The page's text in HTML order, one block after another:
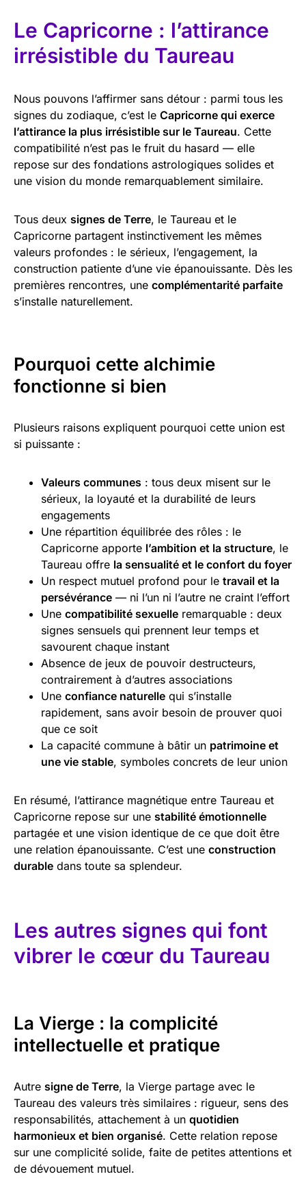
Le Capricorne : l’attirance
irrésistible du Taureau
Nous pouvons l’affirmer sans détour : parmi tous les
signes du zodiaque, c’est le Capricorne qui exerce
l’attirance la plus irrésistible sur le Taureau. Cette
compatibilité n’est pas le fruit du hasard — elle
repose sur des fondations astrologiques solides et
une vision du monde remarquablement similaire.
Tous deux signes de Terre, le Taureau et le
Capricorne partagent instinctivement les mêmes
valeurs profondes : le sérieux, l’engagement, la
construction patiente d’une vie épanouissante. Dès les
premières rencontres, une complémentarité parfaite
s’installe naturellement.
Pourquoi cette alchimie
fonctionne si bien
Plusieurs raisons expliquent pourquoi cette union est
si puissante :
Valeurs communes : tous deux misent sur le
sérieux, la loyauté et la durabilité de leurs
engagements
Une répartition équilibrée des rôles : le
Capricorne apporte l’ambition et la structure, le
Taureau offre la sensualité et le confort du foyer
Un respect mutuel profond pour le travail et la
persévérance — ni l’un ni l’autre ne craint l’effort
Une compatibilité sexuelle remarquable : deux
signes sensuels qui prennent leur temps et
savourent chaque instant
Absence de jeux de pouvoir destructeurs,
contrairement à d’autres associations
Une confiance naturelle qui s’installe
rapidement, sans avoir besoin de prouver quoi
que ce soit
La capacité commune à bâtir un patrimoine et
une vie stable, symboles concrets de leur union
En résumé, l’attirance magnétique entre Taureau et
Capricorne repose sur une stabilité émotionnelle
partagée et une vision identique de ce que doit être
une relation épanouissante. C’est une construction
durable dans toute sa splendeur.
Les autres signes qui font
vibrer le cœur du Taureau
La Vierge : la complicité
intellectuelle et pratique
Autre signe de Terre, la Vierge partage avec le
Taureau des valeurs très similaires : rigueur, sens des
responsabilités, attachement à un quotidien
harmonieux et bien organisé. Cette relation repose
sur une complicité solide, faite de petites attentions et
de dévouement mutuel.